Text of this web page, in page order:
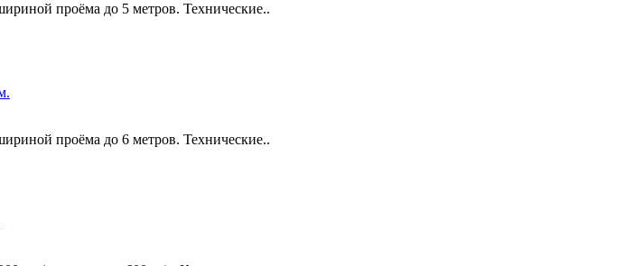
проёма до 5 метров. Технические..
проёма до 6 метров. Технические..